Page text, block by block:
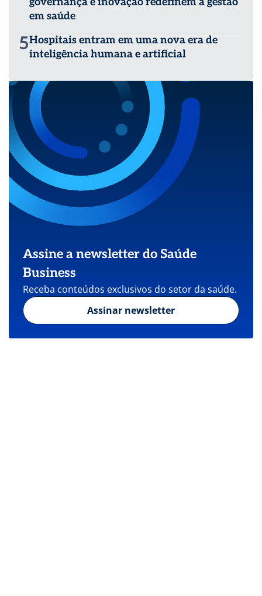
em saúde
5Hospitais entram em uma nova era de
inteligência humana e artificial
Assine a newsletter do Saúde
Business
Receba conteúdos exclusivos do setor da saúde.
Assinar newsletter